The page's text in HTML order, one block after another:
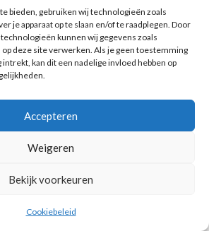
bieden, gebruiken wij technologieën zoals
je apparaat op te slaan en/of te raadplegen. Door
kunnen wij gegevens zoals
deze site verwerken. Als je geen toestemming
kan dit een nadelige invloed hebben op
Accepteren
Weigeren
Bekijk voorkeuren
Cookiebeleid